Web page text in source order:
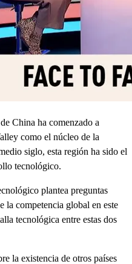
China ha comenzado a
como el núcleo de la
siglo, esta región ha sido el
tecnológico.
plantea preguntas
la competencia global en este
tecnológica entre estas dos
la existencia de otros países